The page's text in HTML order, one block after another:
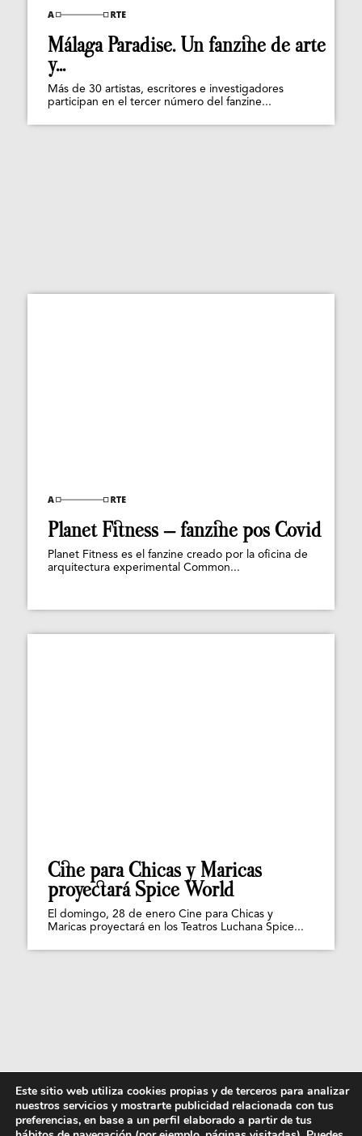
Málaga Paradise. Un fanzine de arte
y...
Más de 30 artistas, escritores e investigadores
participan en el tercer número del fanzine...
Planet Fitness – fanzine pos Covid
Planet Fitness es el fanzine creado por la oficina de
arquitectura experimental Common...
Cine para Chicas y Maricas
proyectará Spice World
El domingo, 28 de enero Cine para Chicas y
Maricas proyectará en los Teatros Luchana Spice...
Este sitio web utiliza cookies propias y de terceros para analizar
nuestros servicios y mostrarte publicidad relacionada con tus
preferencias, en base a un perfil elaborado a partir de tus